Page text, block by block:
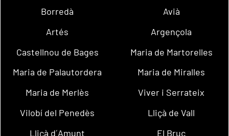
Borredà
Avià
Artés
Argençola
Castellnou de Bages
Maria de Martorelles
Maria de Palautordera
Maria de Miralles
Maria de Merlès
Viver i Serrateix
Vilobí del Penedès
Lliçà de Vall
Lliçà d´Amunt
El Bruc